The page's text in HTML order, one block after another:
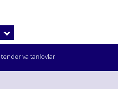
tender va tanlovlar